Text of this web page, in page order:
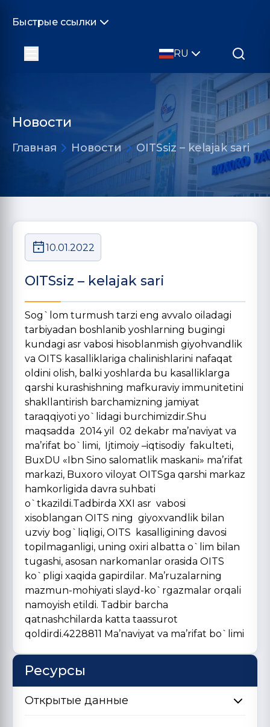
Быстрые ссылки
RU
Новости
Главная Новости OITSsiz – kelajak sari
10.01.2022
OITSsiz – kelajak sari
Sog`lom turmush tarzi eng avvalo oiladagi
tarbiyadan boshlanib yoshlarning bugingi
kundagi asr vabosi hisoblanmish giyohvandlik
va OITS kasalliklariga chalinishlarini nafaqat
oldini olish, balki yoshlarda bu kasalliklarga
qarshi kurashishning mafkuraviy immunitetini
shakllantirish barchamizning jamiyat
taraqqiyoti yo`lidagi burchimizdir.Shu
maqsadda 2014 yil 02 dekabr ma’naviyat va
ma’rifat bo`limi, Ijtimoiy –iqtisodiy fakulteti,
BuxDU «Ibn Sino salomatlik maskani» ma’rifat
markazi, Buxoro viloyat OITSga qarshi markaz
hamkorligida davra suhbati
o`tkazildi.Tadbirda XXI asr vabosi
xisoblangan OITS ning giyoxvandlik bilan
uzviy bog`liqligi, OITS kasalligining davosi
topilmaganligi, uning oxiri albatta o`lim bilan
tugashi, asosan narkomanlar orasida OITS
ko`pligi xaqida gapirdilar. Ma’ruzalarning
mazmun-mohiyati slayd-ko`rgazmalar orqali
namoyish etildi. Tadbir barcha
qatnashchilarda katta taassurot
qoldirdi.4228811 Ma’naviyat va ma’rifat bo`limi
Ресурсы
Открытые данные